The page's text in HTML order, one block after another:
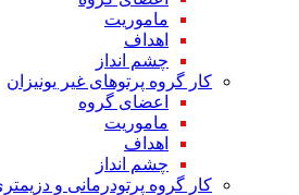
ماموریت
اهداف
چشم انداز
کار گروه پرتوهای غیر یونیزان
اعضای گروه
ماموریت
اهداف
چشم انداز
کار گروه پرتودرمانی و دزیمتری